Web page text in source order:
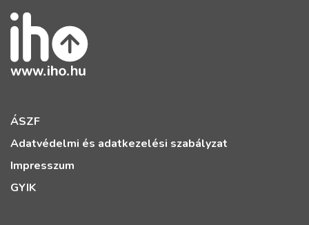
ÁSZF
Adatvédelmi és adatkezelési szabályzat
Impresszum
GYIK